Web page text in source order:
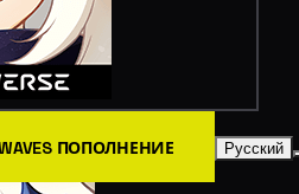
WAVES ПОПОЛНЕНИЕ Русский